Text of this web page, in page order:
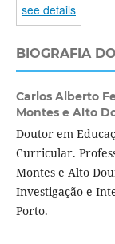
see details
BIOGRAFIA
Carlos Alberto
Montes e Alto
Doutor em
Curricular.
Montes e Alto
Investigação e
Porto.